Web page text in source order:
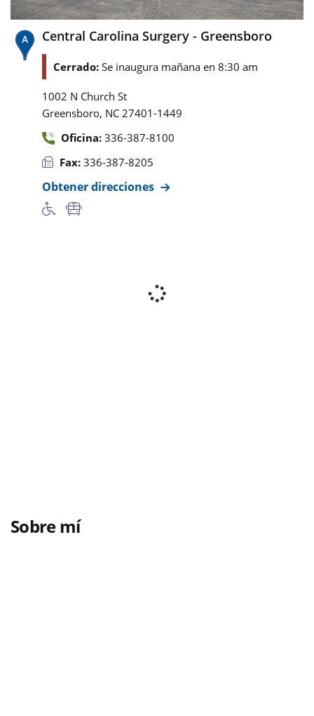
Central Carolina Surgery - Greensboro
Cerrado: Se inaugura mañana en 8:30 am
1002 N Church St
Greensboro, NC 27401-1449
Oficina: 336-387-8100
Fax: 336-387-8205
Obtener direcciones
Sobre mí